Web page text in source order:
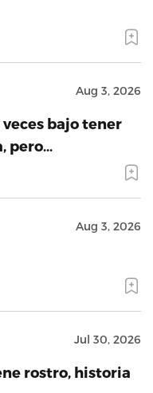
Aug 3, 2026
veces bajo tener
pero…
Aug 3, 2026
Jul 30, 2026
rostro, historia